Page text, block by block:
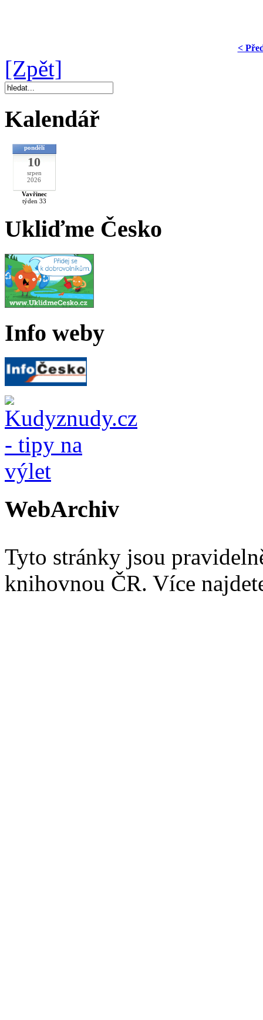
<
[Zpět]
Kalendář
pondělí
10
srpen
2026
Vavřinec
týden 33
Ukliďme Česko
Info weby
WebArchiv
Tyto stránky jsou
knihovnou ČR. Více